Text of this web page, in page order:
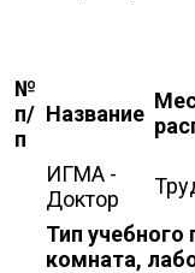
№
п/
п
Название
ИГМА -
Доктор
Тип
комната,